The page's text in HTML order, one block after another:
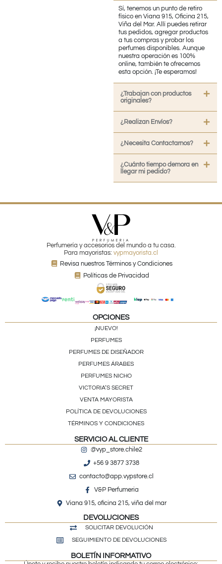
Sí, tenemos un punto de retiro
físico en Viana 915, Oficina 215,
Viña del Mar. Allí puedes retirar
tus pedidos, agregar productos
a tus compras y probar los
perfumes disponibles. Aunque
nuestra operación es 100%
online, también te ofrecemos
esta opción. ¡Te esperamos!
¿Trabajan con productos
originales?
¿Realizan Envíos?
¿Necesita Contactarnos?
¿Cuánto tiempo demora en
llegar mi pedido?
Perfumería y accesorios del mundo a tu casa.
Para mayoristas: vypmayorista.cl
Revisa nuestros Términos y Condiciones
Políticas de Privacidad
OPCIONES
¡NUEVO!
PERFUMES
PERFUMES DE DISEÑADOR
PERFUMES ÁRABES
PERFUMES NICHO
VICTORIA’S SECRET
VENTA MAYORISTA
POLÍTICA DE DEVOLUCIONES
TÉRMINOS Y CONDICIONES
SERVICIO AL CLIENTE
@vyp_store.chile2
+56 9 3877 3738
contacto@app.vypstore.cl
V&P Perfumeria
Viana 915, oficina 215, viña del mar
DEVOLUCIONES
SOLICITAR DEVOLUCIÓN
SEGUIMIENTO DE DEVOLUCIONES
BOLETÍN INFORMATIVO